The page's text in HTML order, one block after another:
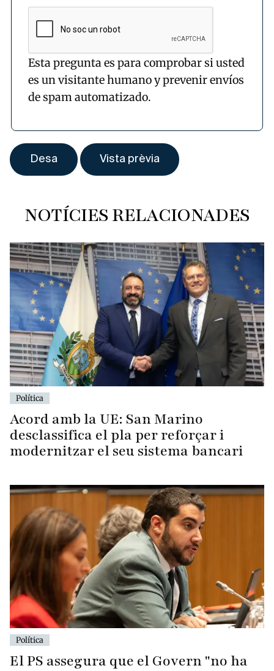
Esta pregunta es para comprobar si usted
es un visitante humano y prevenir envíos
de spam automatizado.
NOTÍCIES RELACIONADES
Política
Acord amb la UE: San Marino
desclassifica el pla per reforçar i
modernitzar el seu sistema bancari
Política
El PS assegura que el Govern "no ha